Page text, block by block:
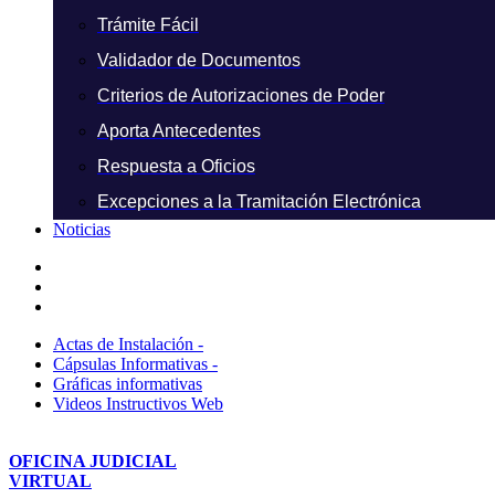
Trámite Fácil
Validador de Documentos
Criterios de Autorizaciones de Poder
Aporta Antecedentes
Respuesta a Oficios
Excepciones a la Tramitación Electrónica
Noticias
Actas de Instalación -
Cápsulas Informativas -
Gráficas informativas
Videos Instructivos Web
OFICINA JUDICIAL
VIRTUAL